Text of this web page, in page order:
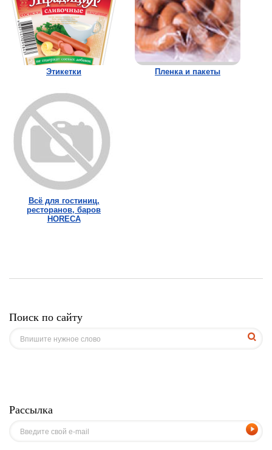
Этикетки Пленка и пакеты
Всё для гостиниц,
ресторанов, баров
HORECA
Поиск по сайту
Рассылка